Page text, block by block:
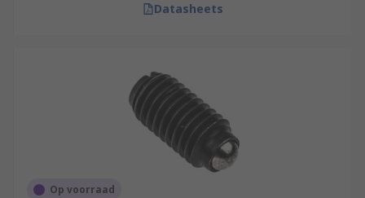
Datasheets
Op voorraad